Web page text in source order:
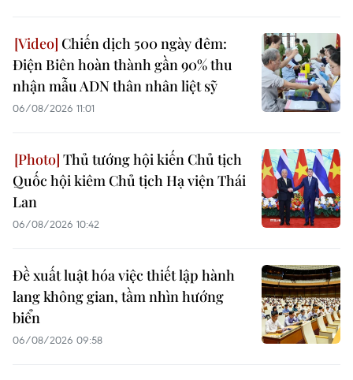
Chiến dịch 500 ngày đêm:
Điện Biên hoàn thành gần 90% thu
nhận mẫu ADN thân nhân liệt sỹ
06/08/2026 11:01
Thủ tướng hội kiến Chủ tịch
Quốc hội kiêm Chủ tịch Hạ viện Thái
Lan
06/08/2026 10:42
Đề xuất luật hóa việc thiết lập hành
lang không gian, tầm nhìn hướng
biển
06/08/2026 09:58